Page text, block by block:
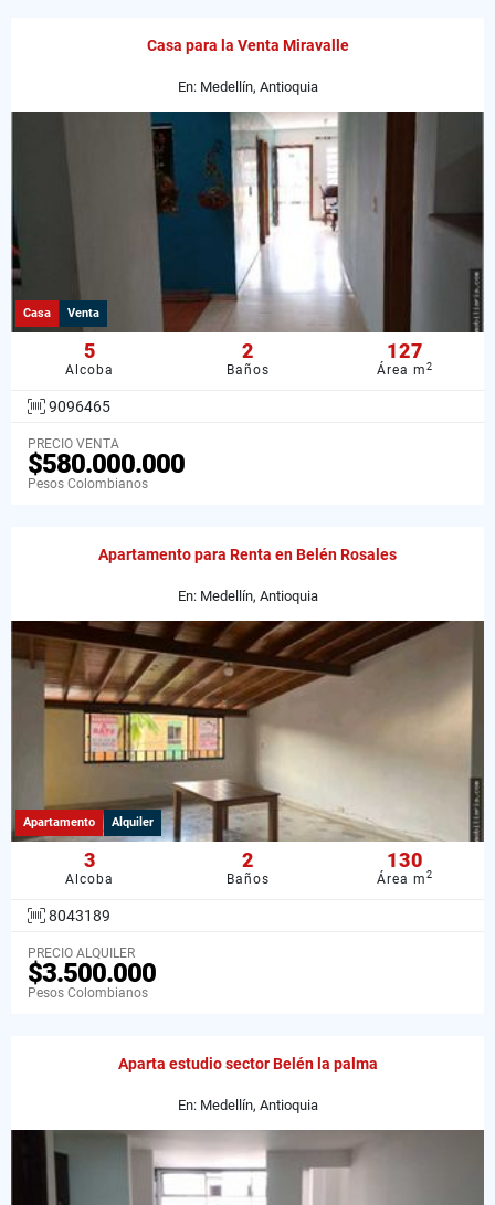
Casa para la Venta Miravalle
En: Medellín, Antioquia
Casa Venta
5
Alcoba
2
Baños
127
Área m2
9096465
PRECIO VENTA
$580.000.000
Pesos Colombianos
Apartamento para Renta en Belén Rosales
En: Medellín, Antioquia
Apartamento Alquiler
3
Alcoba
2
Baños
130
Área m2
8043189
PRECIO ALQUILER
$3.500.000
Pesos Colombianos
Aparta estudio sector Belén la palma
En: Medellín, Antioquia